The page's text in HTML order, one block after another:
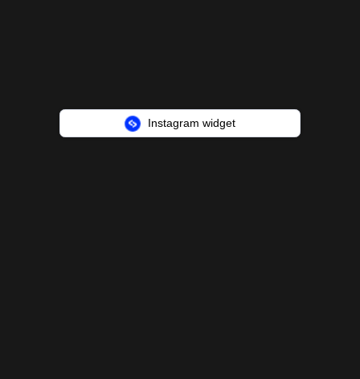
Instagram widget